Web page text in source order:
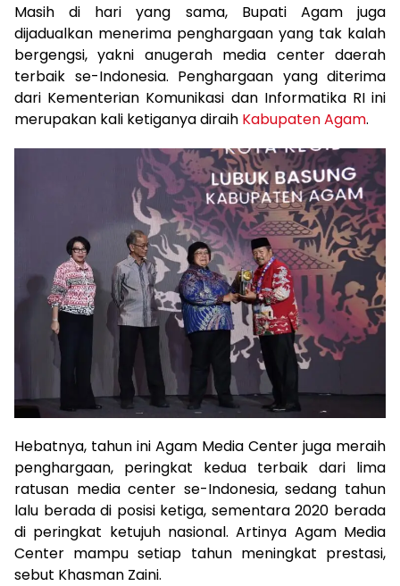
Masih di hari yang sama, Bupati Agam juga
dijadualkan menerima penghargaan yang tak kalah
bergengsi, yakni anugerah media center daerah
terbaik se-Indonesia. Penghargaan yang diterima
dari Kementerian Komunikasi dan Informatika RI ini
merupakan kali ketiganya diraih Kabupaten Agam.
Hebatnya, tahun ini Agam Media Center juga meraih
penghargaan, peringkat kedua terbaik dari lima
ratusan media center se-Indonesia, sedang tahun
lalu berada di posisi ketiga, sementara 2020 berada
di peringkat ketujuh nasional. Artinya Agam Media
Center mampu setiap tahun meningkat prestasi,
sebut Khasman Zaini.